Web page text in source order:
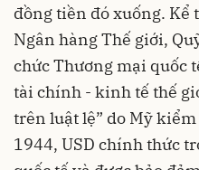
đồng tiền đó xuống. Kể
Ngân hàng Thế giới,
chức Thương mại quốc
tài chính - kinh tế thế
trên luật lệ” do Mỹ
1944, USD chính thức